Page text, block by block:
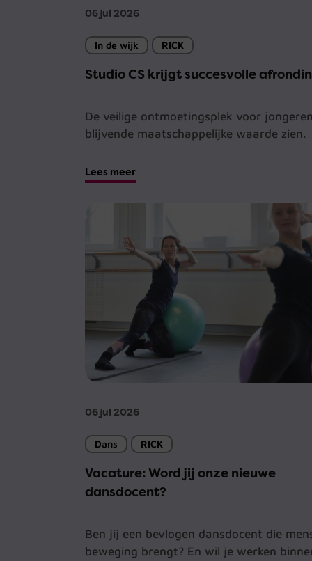
06 jul 2026
In de wijk RICK
Studio CS krijgt succesvolle
De veilige ontmoetingsplek voor
blijvende maatschappelijke waarde zien.
Lees meer
06 jul 2026
Dans RICK
Vacature: Word jij onze nieuwe
dansdocent?
Ben jij een bevlogen dansdocent die
beweging brengt? En wil je werken